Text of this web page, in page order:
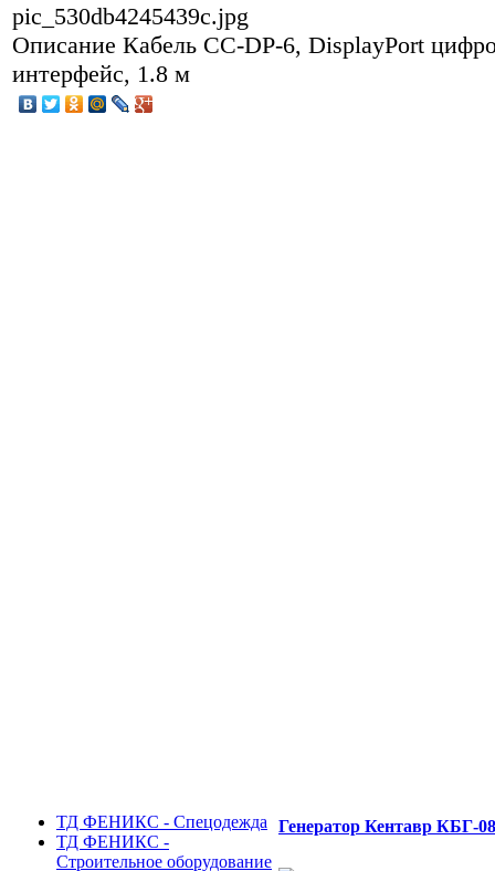
pic_530db4245439c.jpg
Описание Кабель CC-DP-6, DisplayPort
интерфейс, 1.8 м
ТД ФЕНИКС - Спецодежда
ТД ФЕНИКС -
Строительное оборудование
Генератор Кентавр КБГ-